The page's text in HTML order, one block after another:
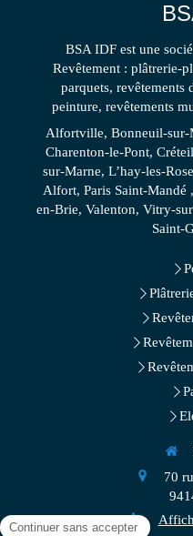
BSA IDF est une
Revêtement : plâtrerie-
parquets, revêtements
peinture, revêtements
Alfortville, Bonneuil-sur-
Charenton-le-Pont,
sur-Marne, L’hay-les-
Alfort, Paris Saint-Mandé
en-Brie, Valenton, Vitry-
Saint-
70